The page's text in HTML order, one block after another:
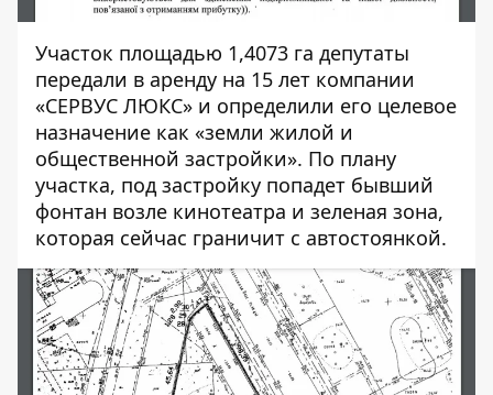
Участок площадью 1,4073 га депутаты
передали в аренду на 15 лет компании
«СЕРВУС ЛЮКС» и определили его целевое
назначение как «земли жилой и
общественной застройки». По плану
участка, под застройку попадет бывший
фонтан возле кинотеатра и зеленая зона,
которая сейчас граничит с автостоянкой.